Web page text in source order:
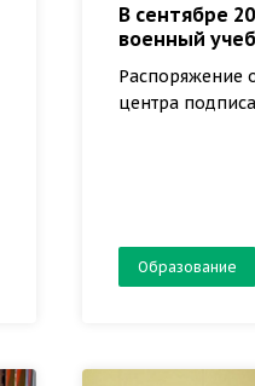
В сентябре
военный
Распоряжение
центра
Образование